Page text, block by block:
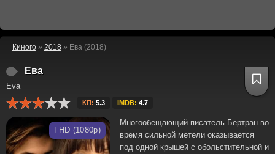
Киного » 2018 » Ева (2018)
Ева
Eva
КП: 5.3 IMDB: 4.7
FHD (1080p)
Многообещающий писатель Бертран во
время сильной метели оказывается
под одной крышей с обольстительной и